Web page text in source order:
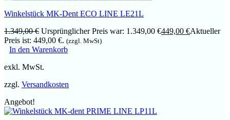
Winkelstück MK-Dent ECO LINE LE21L
1.349,00€ Ursprünglicher Preis war: 1.349,00 €449,00 €Aktueller
Preis ist: 449,00 €. (zzgl. MwSt)
In den Warenkorb
exkl. MwSt.
zzgl. Versandkosten
Angebot!